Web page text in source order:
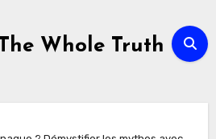
Whole Truth